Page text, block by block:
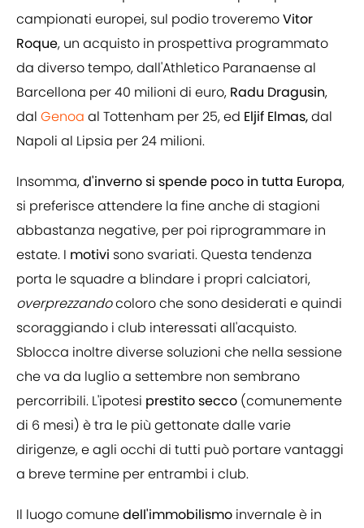
campionati europei, sul podio troveremoVitor
Roque, un acquisto in prospettiva programmato
da diverso tempo, dall'Athletico Paranaense al
Barcellona per 40 milioni di euro, Radu Dragusin,
dal Genoa al Tottenham per 25, ed Eljif Elmas,dal
Napoli al Lipsia per 24 milioni.
Insomma,d'inverno si spende poco in tutta Europa,
si preferisce attendere la fine anche di stagioni
abbastanza negative, per poi riprogrammare in
estate. I motivi sono svariati. Questa tendenza
porta le squadre a blindare i propri calciatori,
overprezzandocoloro che sono desiderati e quindi
scoraggiando i club interessati all'acquisto.
Sblocca inoltre diverse soluzioni che nella sessione
che va da luglio a settembre non sembrano
percorribili. L'ipotesi prestito secco (comunemente
di 6 mesi) è tra le più gettonate dalle varie
dirigenze, e agli occhi di tutti può portare vantaggi
a breve termine per entrambi i club.
Il luogo comunedell'immobilismo invernale è in